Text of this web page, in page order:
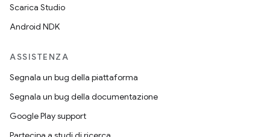
Scarica Studio
Android NDK
ASSISTENZA
Segnala un bug della piattaforma
Segnala un bug della documentazione
Google Play support